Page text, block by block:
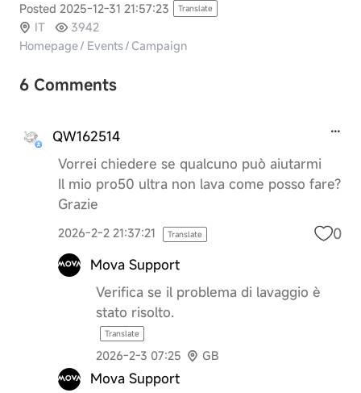
Posted 2025-12-31 21:57:23 Translate
IT
3942
Homepage/ Events/ Campaign
6 Comments
QW162514
Vorrei chiedere se qualcuno può aiutarmi
Il mio pro50 ultra non lava come posso fare?
Grazie
2026-2-2 21:37:21 Translate 0
Mova Support
Verifica se il problema di lavaggio è
stato risolto.
Translate
2026-2-3 07:25 GB
Mova Support